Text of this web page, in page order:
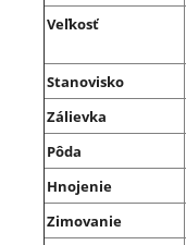
Veľkosť
Stanovisko
Zálievka
Pôda
Hnojenie
Zimovanie